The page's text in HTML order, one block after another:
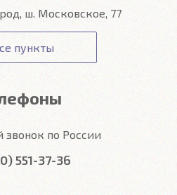
ш. Московское, 77
пункты
звонок по России
551-37-36